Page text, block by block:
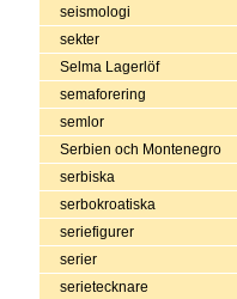
seismologi
sekter
Selma Lagerlöf
semaforering
semlor
Serbien och Montenegro
serbiska
serbokroatiska
seriefigurer
serier
serietecknare